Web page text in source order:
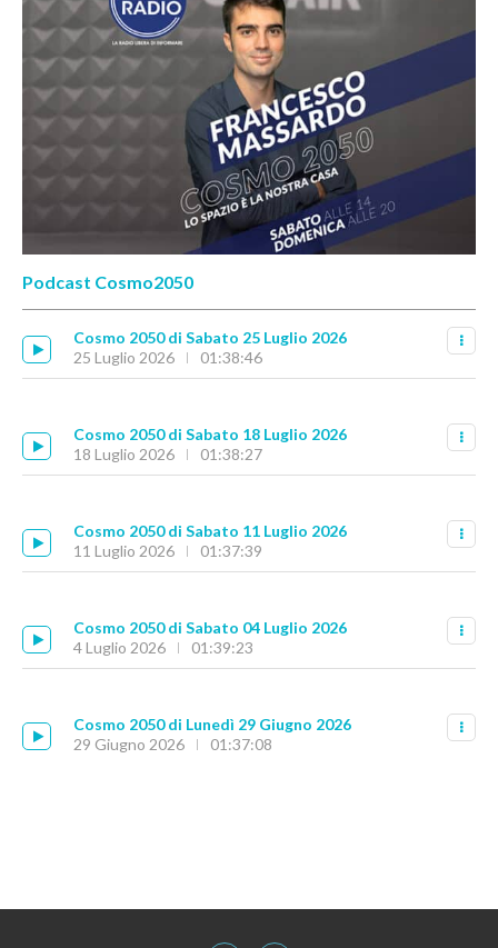
Podcast Cosmo2050
Cosmo 2050 di Sabato 25 Luglio 2026
25 Luglio 2026
01:38:46
Cosmo 2050 di Sabato 18 Luglio 2026
18 Luglio 2026
01:38:27
Cosmo 2050 di Sabato 11 Luglio 2026
11 Luglio 2026
01:37:39
Cosmo 2050 di Sabato 04 Luglio 2026
4 Luglio 2026
01:39:23
Cosmo 2050 di Lunedì 29 Giugno 2026
29 Giugno 2026
01:37:08